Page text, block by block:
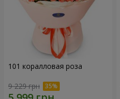
101 коралловая роза
9 229 грн